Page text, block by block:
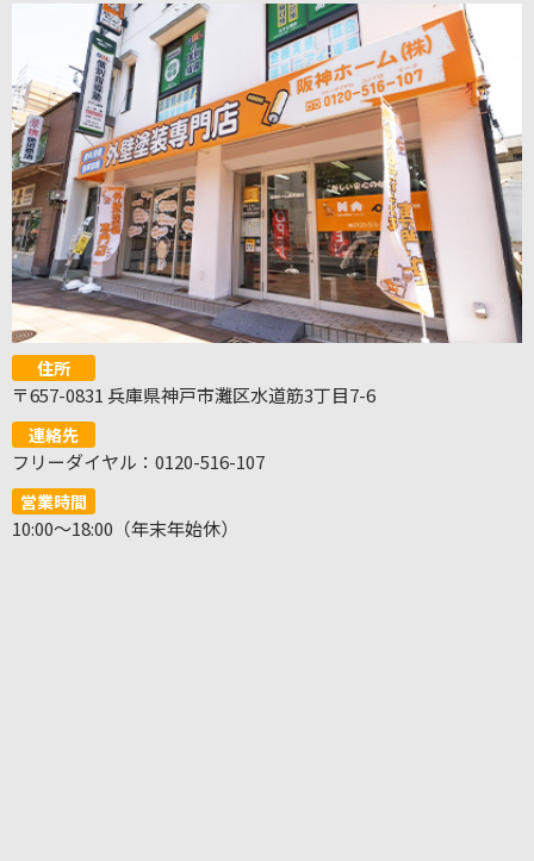
住所
〒657-0831 兵庫県神戸市灘区水道筋3丁目7-6
連絡先
フリーダイヤル：0120-516-107
営業時間
10:00～18:00（年末年始休）